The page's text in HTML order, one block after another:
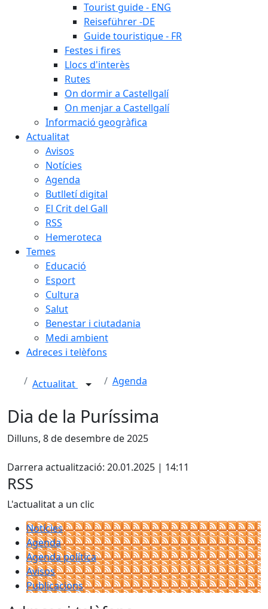
Tourist guide - ENG
Reiseführer -DE
Guide touristique - FR
Festes i fires
Llocs d'interès
Rutes
On dormir a Castellgalí
On menjar a Castellgalí
Informació geogràfica
Actualitat
Avisos
Notícies
Agenda
Butlletí digital
El Crit del Gall
RSS
Hemeroteca
Temes
Educació
Esport
Cultura
Salut
Benestar i ciutadania
Medi ambient
Adreces i telèfons
Actualitat Agenda
Dia de la Puríssima
Dilluns, 8 de desembre de 2025
Darrera actualització: 20.01.2025 | 14:11
RSS
L'actualitat a un clic
Notícies
Agenda
Agenda política
Avisos
Publicacions